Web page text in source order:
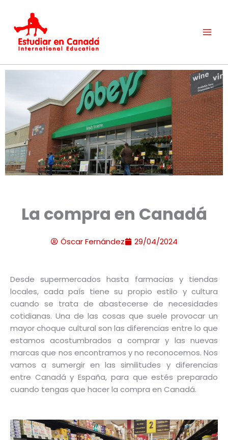
contenido
La compra en Canadá
Óscar Fernández 29/04/2024
Desde supermercados hasta farmacias y tiendas
locales, cada país tiene su propio estilo y cultura
cuando se trata de abastecerse de necesidades
cotidianas. Una de las cosas que suele provocar un
mayor choque cultural son las diferencias entre lo que
estamos acostumbrados a comprar y las nuevas
marcas que nos encontramos y no reconocemos. Nos
vamos a sumergir en las similitudes y diferencias
entre Canadá y España, para que estés preparado
cuando tengas que hacer la compra en Canadá.